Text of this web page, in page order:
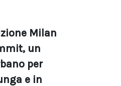
Milan
un
per
e in